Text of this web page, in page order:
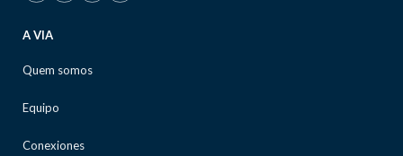
A VIA
Quem somos
Equipo
Conexiones